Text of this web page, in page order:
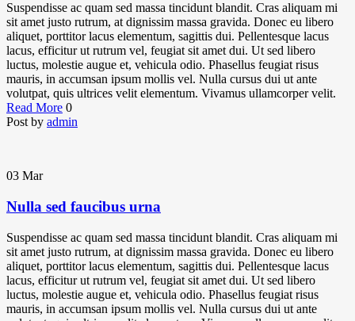
Suspendisse ac quam sed massa tincidunt blandit. Cras aliquam mi
sit amet justo rutrum, at dignissim massa gravida. Donec eu libero
aliquet, porttitor lacus elementum, sagittis dui. Pellentesque lacus
lacus, efficitur ut rutrum vel, feugiat sit amet dui. Ut sed libero
luctus, molestie augue et, vehicula odio. Phasellus feugiat risus
mauris, in accumsan ipsum mollis vel. Nulla cursus dui ut ante
volutpat, quis ultrices velit elementum. Vivamus ullamcorper velit.
Read More 0
Post by admin
03 Mar
Nulla sed faucibus urna
Suspendisse ac quam sed massa tincidunt blandit. Cras aliquam mi
sit amet justo rutrum, at dignissim massa gravida. Donec eu libero
aliquet, porttitor lacus elementum, sagittis dui. Pellentesque lacus
lacus, efficitur ut rutrum vel, feugiat sit amet dui. Ut sed libero
luctus, molestie augue et, vehicula odio. Phasellus feugiat risus
mauris, in accumsan ipsum mollis vel. Nulla cursus dui ut ante